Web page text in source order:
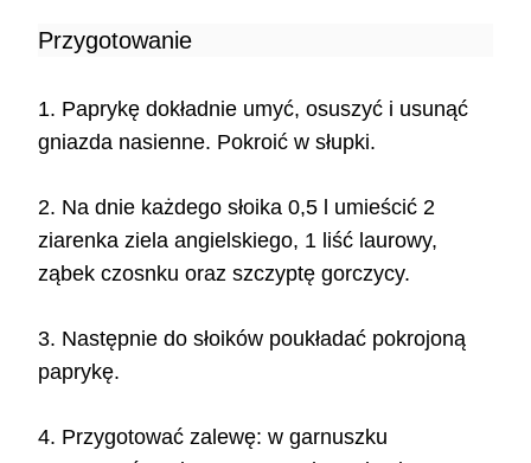
Przygotowanie
1. Paprykę dokładnie umyć, osuszyć i usunąć
gniazda nasienne. Pokroić w słupki.
2. Na dnie każdego słoika 0,5 l umieścić 2
ziarenka ziela angielskiego, 1 liść laurowy,
ząbek czosnku oraz szczyptę gorczycy.
3. Następnie do słoików poukładać pokrojoną
paprykę.
4. Przygotować zalewę: w garnuszku